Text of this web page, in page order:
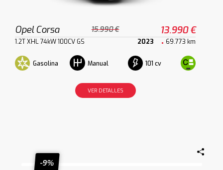
Opel Corsa 15.990 € 13.990 €
1.2T XHL 74kW 100CV GS 2023 69.773 km
Gasolina Manual 101 cv
VER DETALLES
-9%